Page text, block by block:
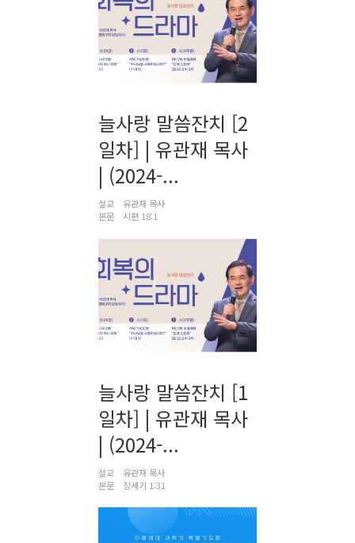
늘사랑 말씀잔치 [2
일차] | 유관재 목사
| (2024-...
설교
유관재 목사
본문
시편 18:1
늘사랑 말씀잔치 [1
일차] | 유관재 목사
| (2024-...
설교
유관재 목사
본문
창세기 1:31